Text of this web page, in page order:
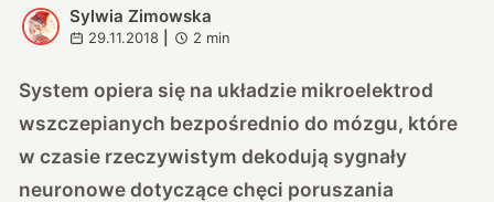
S
Sylwia Zimowska
29.11.2018 2 min
System opiera się na układzie mikroelektrod
wszczepianych bezpośrednio do mózgu, które
w czasie rzeczywistym dekodują sygnały
neuronowe dotyczące chęci poruszania